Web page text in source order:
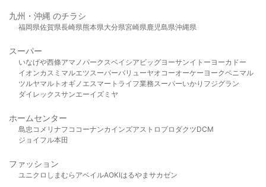
九州・沖縄 のチラシ
福岡県佐賀県長崎県熊本県大分県宮崎県鹿児島県沖縄県
スーパー
いなげや西條アマノパークスベイシア ビッグヨーサンイトーヨーカドー
イオンカスミ マルエツスーパーバリューヤオコーオーケー ヨークベニマル
ツルヤマルト オギノ エスマート ライフ業務スーパーいかり フジグラン
ダイレックスサンエーイズミヤ
ホームセンター
島忠 コメリ ナフコ コーナンカインズアストロプロダクツDCM
ジョイフル本田
ファッション
ユニクロ しまむら アベイルAOKIはるやま サカゼン